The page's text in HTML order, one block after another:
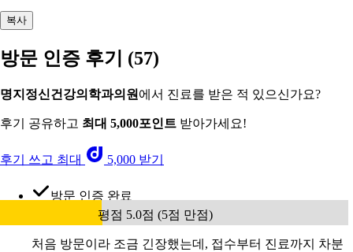
복사
방문 인증 후기 (57)
명지정신건강의학과의원 에서 진료를 받은 적 있으신가요?
후기 공유하고 최대 5,000포인트 받아가세요!
후기 쓰고 최대 5,000 받기
방문 인증 완료
평점 5.0점 (5점 만점)
처음 방문이라 조금 긴장했는데, 접수부터 진료까지 차분